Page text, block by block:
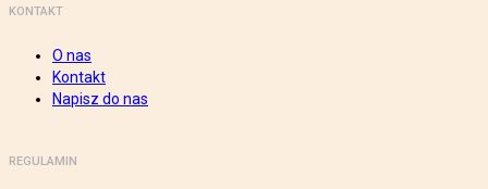
KONTAKT
O nas
Kontakt
Napisz do nas
REGULAMIN